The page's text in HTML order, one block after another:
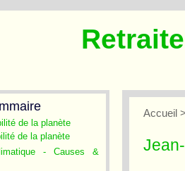
de la planète
de la planète
- Causes &
Accueil